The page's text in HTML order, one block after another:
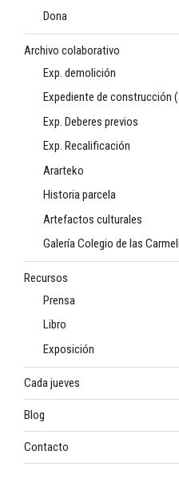
Dona
Archivo colaborativo
Exp. demolición
Expediente de construcción
Exp. Deberes previos
Exp. Recalificación
Ararteko
Historia parcela
Artefactos culturales
Galería Colegio de las
Recursos
Prensa
Libro
Exposición
Cada jueves
Blog
Contacto